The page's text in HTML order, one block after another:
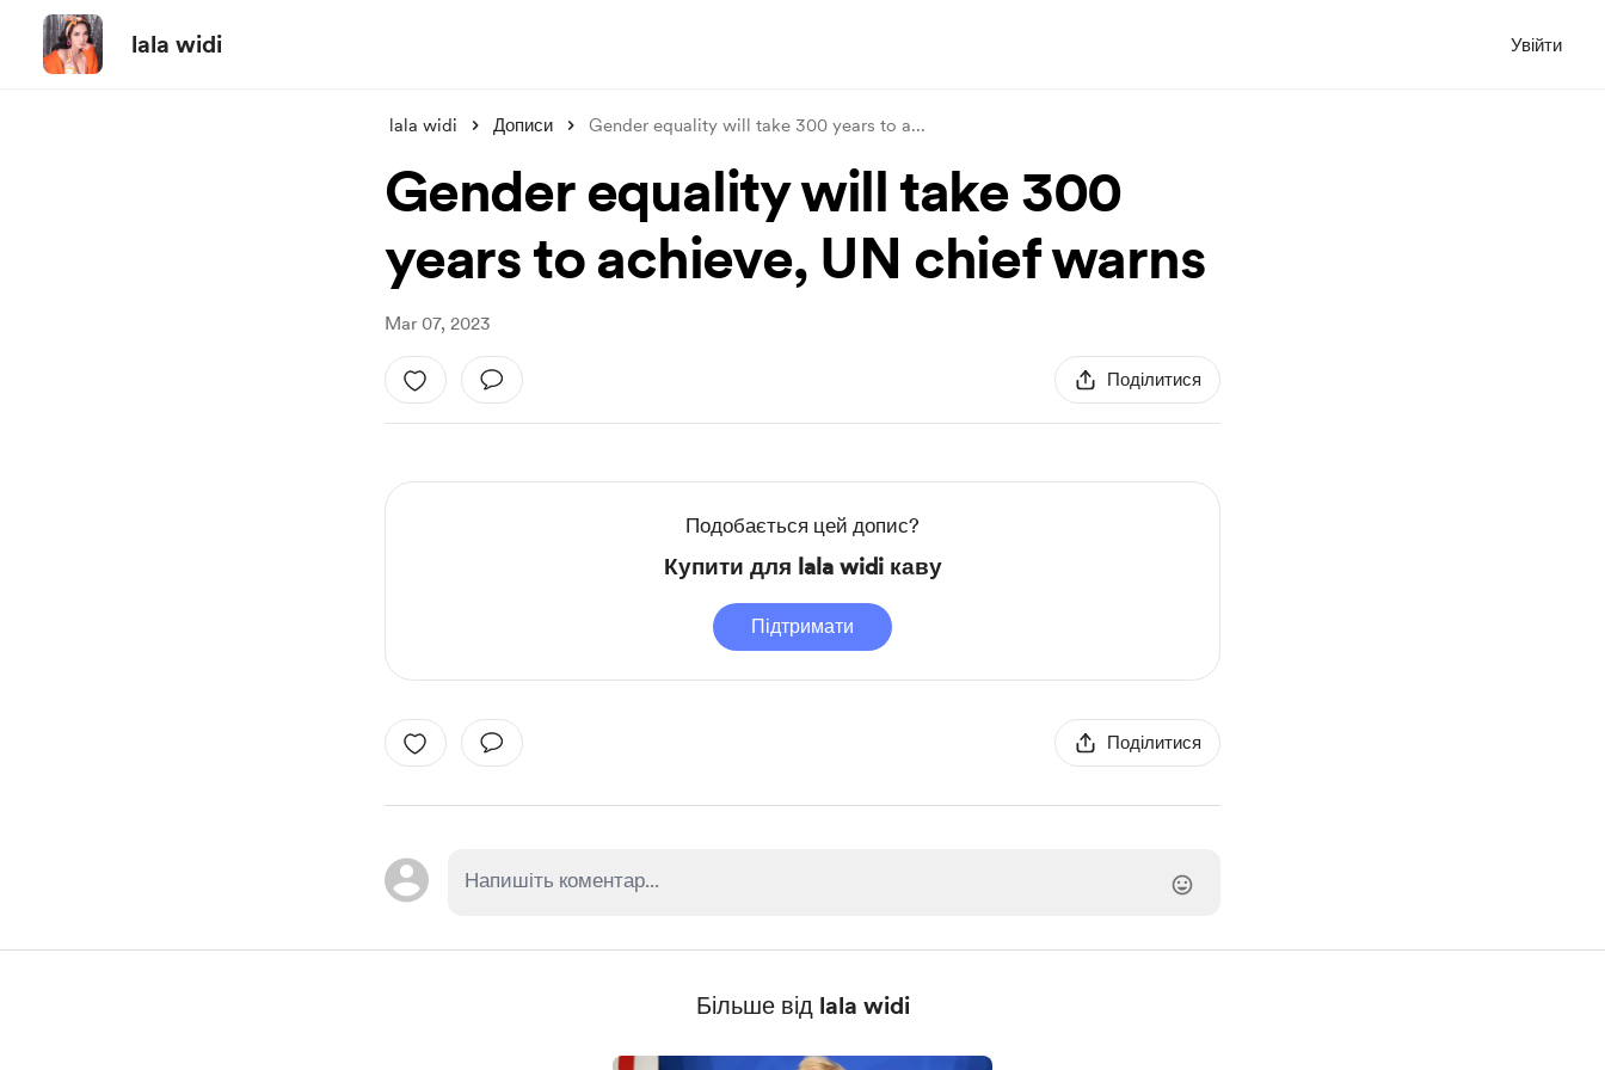
lala widi Увійти
lala widi Дописи Gender equality will take 300 years to a...
Gender equality will take 300
years to achieve, UN chief warns
Mar 07, 2023
Поділитися
Подобається цей допис?
Купити для lala widi каву
Підтримати
Поділитися
Більше від lala widi